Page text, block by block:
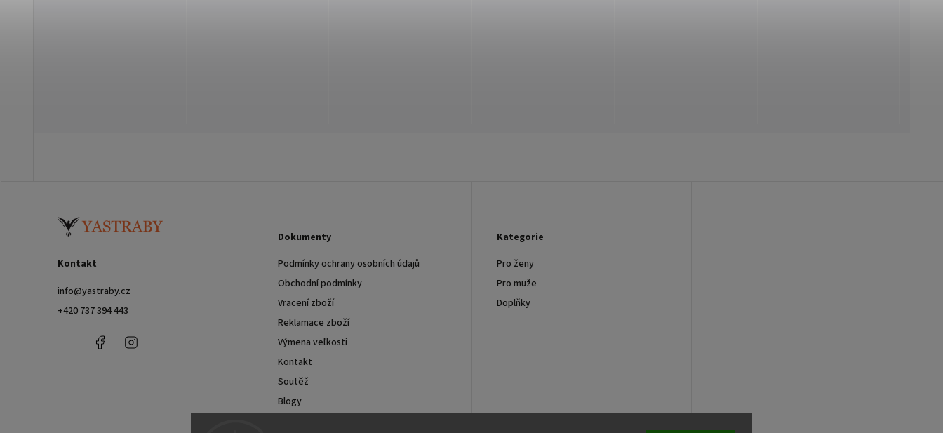
Kontakt
info@yastraby.cz
+420 737 394 443
+420
Facebook
Dokumenty
Podmínky ochrany osobních údajů
Obchodní podmínky
Vracení zboží
Reklamace zboží
Výmena veľkosti
Kontakt
Soutěž
Blogy
Kategorie
Pro ženy
Pro muže
Doplňky